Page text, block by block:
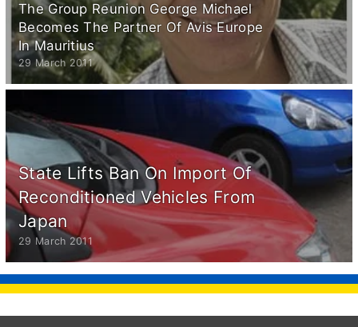
The Group Reunion George Michael
Becomes The Partner Of Avis Europe
In Mauritius
29 March 2011
State Lifts Ban On Import Of
Reconditioned Vehicles From
Japan
29 March 2011